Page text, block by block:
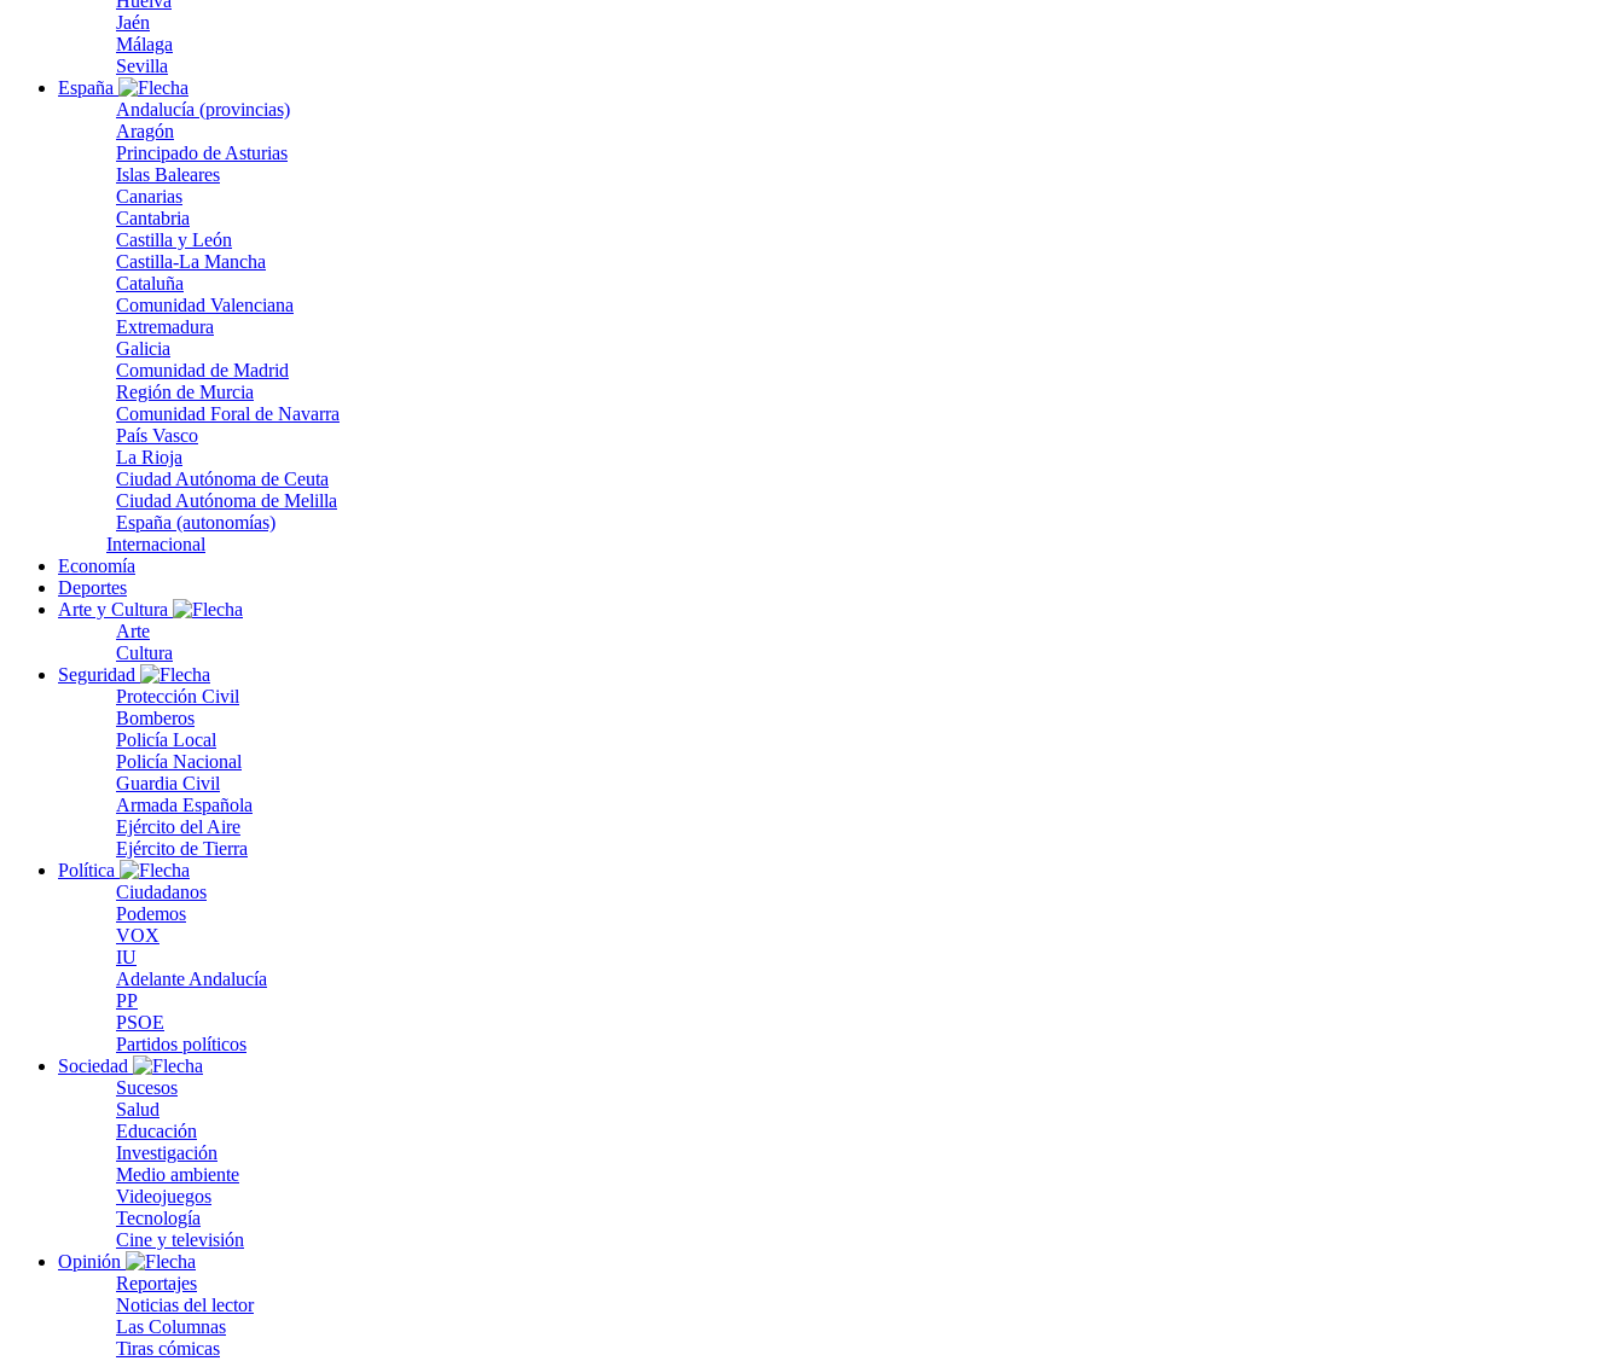
Jaén
Málaga
Sevilla
España
Andalucía (provincias)
Aragón
Principado de Asturias
Islas Baleares
Canarias
Cantabria
Castilla y León
Castilla-La Mancha
Cataluña
Comunidad Valenciana
Extremadura
Galicia
Comunidad de Madrid
Región de Murcia
Comunidad Foral de Navarra
País Vasco
La Rioja
Ciudad Autónoma de Ceuta
Ciudad Autónoma de Melilla
España (autonomías)
Internacional
Economía
Deportes
Arte y Cultura
Arte
Cultura
Seguridad
Protección Civil
Bomberos
Policía Local
Policía Nacional
Guardia Civil
Armada Española
Ejército del Aire
Ejército de Tierra
Política
Ciudadanos
Podemos
VOX
IU
Adelante Andalucía
PP
PSOE
Partidos políticos
Sociedad
Sucesos
Salud
Educación
Investigación
Medio ambiente
Videojuegos
Tecnología
Cine y televisión
Opinión
Reportajes
Noticias del lector
Las Columnas
Tiras cómicas